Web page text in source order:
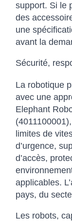
support. Si le
des
une
avant la
Sécurité,
La robotique
avec une
Elephant
limites de
d’urgence,
d’accès,
applicables.
pays, du
Les robots,